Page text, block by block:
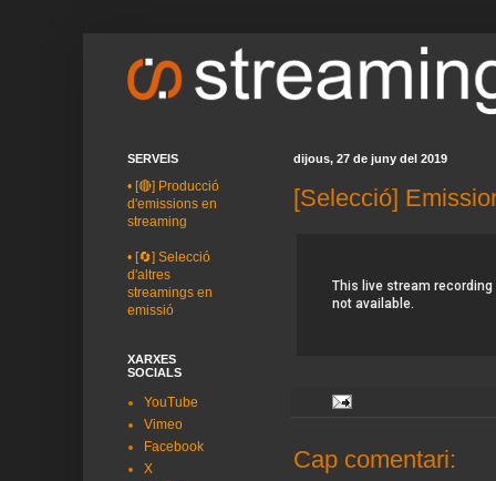
dijous, 27 de juny del 2019
[Selecció]
Cap comentari:
SERVEIS
• [🔴] Producció
d'emissions en
streaming
• [🔄] Selecció
d'altres
streamings en
emissió
XARXES
SOCIALS
YouTube
Vimeo
Facebook
X